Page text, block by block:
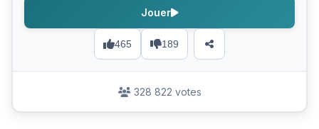
465 189
Jouer
328 822 votes